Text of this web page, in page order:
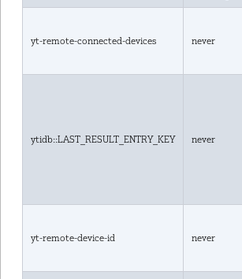
yt-remote-connected-devices never
ytidb::LAST_RESULT_ENTRY_KEY never
yt-remote-device-id never